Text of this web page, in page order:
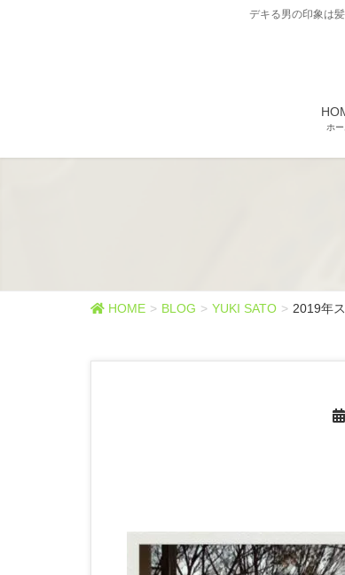
デキる男の印象は
ホ
HOME BLOG YUKI SATO 2019年